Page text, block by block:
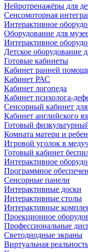
Нейротренажёры для
Сенсомоторная
Интерактивное
Оборудование для
Интерактивное
Детское оборудование
Готовые кабинеты
Кабинет ранней
Кабинет РАС
Кабинет логопеда
Кабинет психолога-
Сенсорный кабинет для
Кабинет английского
Готовый
Комната матери и
Игровой уголок в
Готовый кабинет
Интерактивное
Программное
Сенсорные панели
Интерактивные доски
Интерактивные столы
Интерактивные
Проекционное
Профессиональные
Светодиодные экраны
Виртуальная реальность